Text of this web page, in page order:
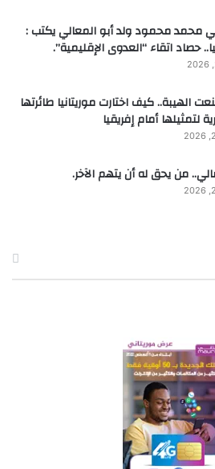
محمد محمود ولد أبو المعالي يكتب :
حصاد اتقاء “العدوى الإقليمية”.
الهيبة.. كيف اختارت موريتانيا طائرتها
لتمثيلها أمام إفريقيا
من يحق له أن يتهم الآخر.